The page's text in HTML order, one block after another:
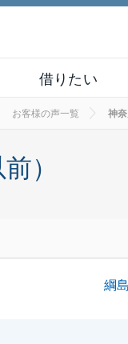
借りたい
お客様の声一覧 神
）
綱